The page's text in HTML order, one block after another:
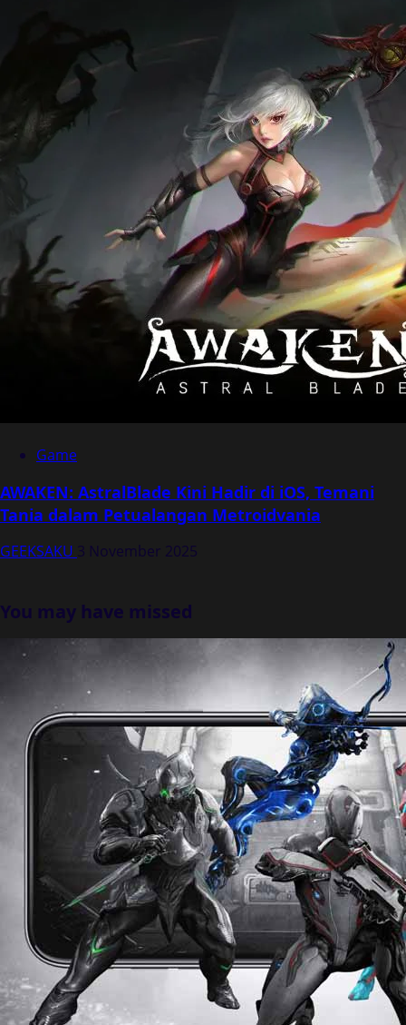
Game
AWAKEN: AstralBlade Kini Hadir di iOS, Temani
Tania dalam Petualangan Metroidvania
GEEKSAKU 3 November 2025
You may have missed